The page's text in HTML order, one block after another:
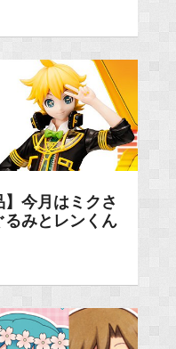
】今月はミクさ
るみとレンくん